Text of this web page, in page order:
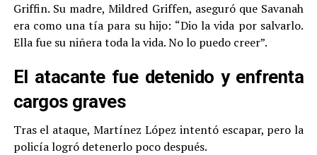
Griffin. Su madre, Mildred Griffen, aseguró que Savanah
era como una tía para su hijo: “Dio la vida por salvarlo.
Ella fue su niñera toda la vida. No lo puedo creer”.
El atacante fue detenido y enfrenta
cargos graves
Tras el ataque, Martínez López intentó escapar, pero la
policía logró detenerlo poco después.